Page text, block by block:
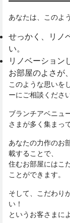
あなたは、このよ
せっかく、リノ
い。
リノベーション
お部屋のよさが
このような思いを
ーにご相談くださ
ブランチアベニュ
さまが多く集まっ
あなたの力作のお
載することで、
住むお部屋にはこ
ことができます。
そして、こだわり
い！
というお客さまに